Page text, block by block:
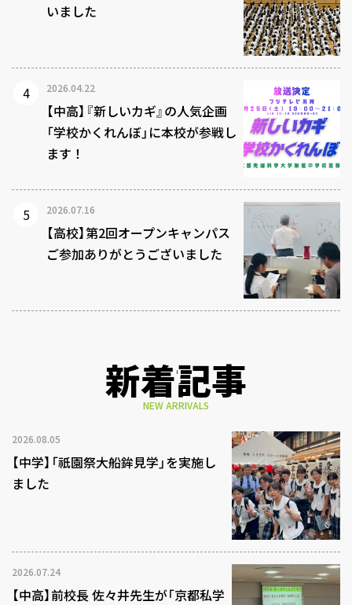
いました
2026.04.22
【中高】『新しいカギ』の人気企画
「学校かくれんぼ」に本校が参戦し
ます！
2026.07.16
【高校】第2回オープンキャンパス
ご参加ありがとうございました
新着記事
NEW ARRIVALS
2026.08.05
【中学】「祇園祭大船鉾見学」を実施し
ました
2026.07.24
【中高】前校長 佐々井先生が「京都私学